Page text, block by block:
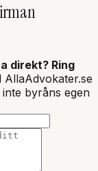
direkt? Ring
byråns egen